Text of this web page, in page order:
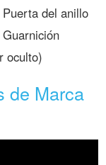
Puerta del anillo
Guarnición
oculto)
de Marca